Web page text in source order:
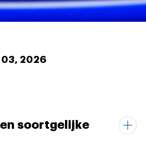
03, 2026
en soortgelijke